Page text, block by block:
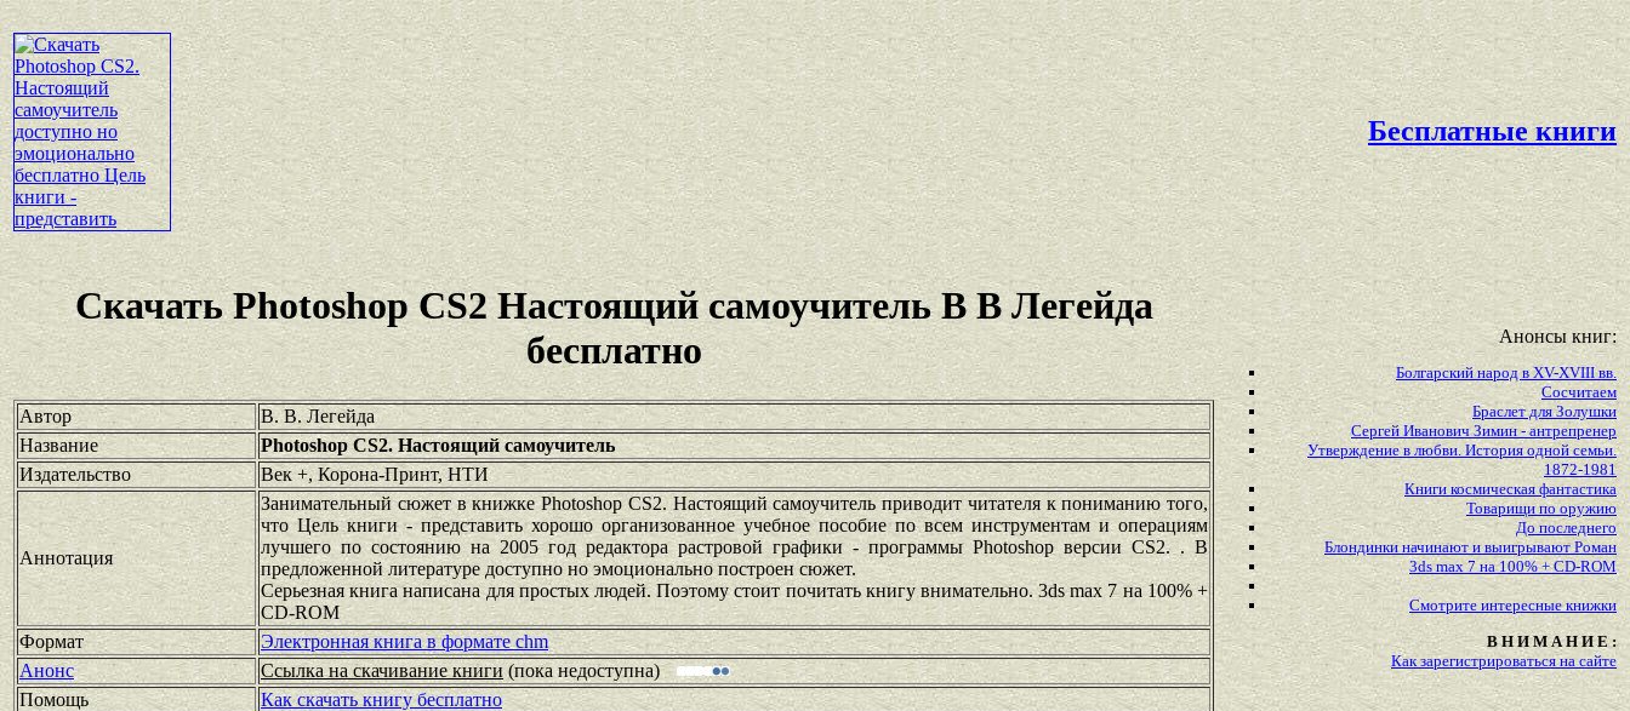
Бесплатные книги
Скачать Photoshop CS2 Настоящий самоучитель В В Легейда
бесплатно
Автор
В. В. Легейда
Название
Photoshop CS2. Настоящий самоучитель
Издательство
Век +, Корона-Принт, НТИ
Аннотация
Занимательный сюжет в книжке Photoshop CS2. Настоящий самоучитель приводит читателя к пониманию того,
что Цель книги - представить хорошо организованное учебное пособие по всем инструментам и операциям
лучшего по состоянию на 2005 год редактора растровой графики - программы Photoshop версии CS2. . В
предложенной литературе доступно но эмоционально построен сюжет.
Серьезная книга написана для простых людей. Поэтому стоит почитать книгу внимательно. 3ds max 7 на 100% +
CD-ROM
Формат
Электронная книга в формате chm
Анонс
Ссылка на скачивание книги (пока недоступна)
Помощь
Как скачать книгу бесплатно
Анонсы книг:
Болгарский народ в XV-XVIII вв.
Сосчитаем
Браслет для Золушки
Сергей Иванович Зимин - антрепренер
Утверждение в любви. История одной семьи.
1872-1981
Книги космическая фантастика
Товарищи по оружию
До последнего
Блондинки начинают и выигрывают Роман
3ds max 7 на 100% + CD-ROM
Смотрите интересныекнижки
В Н И М А Н И Е :
Как зарегистрироваться на сайте